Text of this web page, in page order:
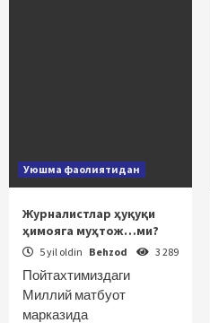
Уюшма фаолиятидан
Журналистлар ҳуқуқи
ҳимояга муҳтож…ми?
5 yil oldin Behzod 3 289
Пойтахтимиздаги
Миллий матбуот
марказида